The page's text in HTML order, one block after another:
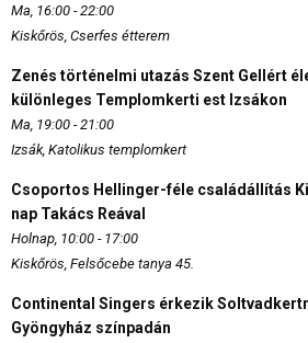
Ma, 16:00 - 22:00
Kiskőrös, Cserfes étterem
Zenés történelmi utazás Szent Gellért
különleges Templomkerti est Izsákon
Ma, 19:00 - 21:00
Izsák, Katolikus templomkert
Csoportos Hellinger-féle családállítás
nap Takács Reával
Holnap, 10:00 - 17:00
Kiskőrös, Felsőcebe tanya 45.
Continental Singers érkezik
Gyöngyház színpadán